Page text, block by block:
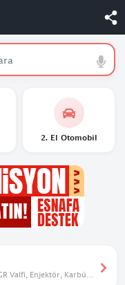
2. El Otomobil